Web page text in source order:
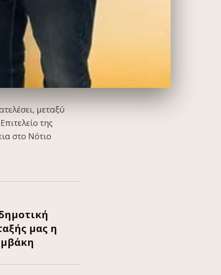
μεταξύ
της
στο Νότιο
μας η